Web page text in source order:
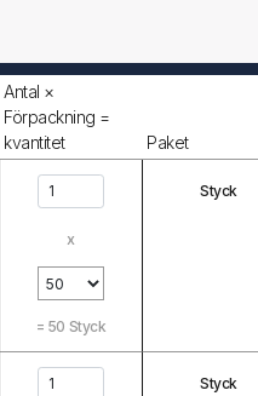
Antal ×
Förpackning =
kvantitet
Paket
x
= 50 Styck
Styck
Styck